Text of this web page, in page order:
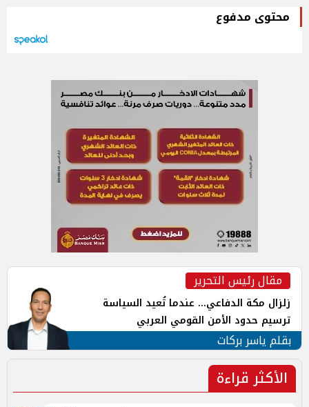
محتوى مدفوع
مقال رئيس التحرير
زلزال مكة الدفاعي... عندما تُعيد السياسة
ترسيم حدود الأمن القومي العربي
بقلم ياسر بركات
الأكثر قراءة